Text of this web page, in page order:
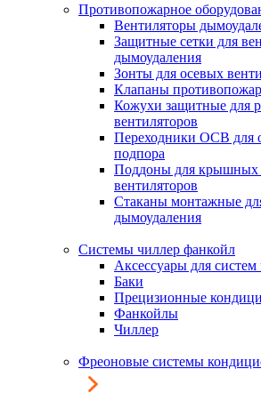
Противопожарное
Вентиляторы
Защитные сетки для
дымоудаления
Зонты для осевых
Клапаны
Кожухи защитные для
вентиляторов
Переходники ОСВ для
подпора
Поддоны для крышных
вентиляторов
Стаканы монтажные
дымоудаления
Системы чиллер фанкойл
Аксессуары для
Баки
Прецизионные
Фанкойлы
Чиллер
Фреоновые системы